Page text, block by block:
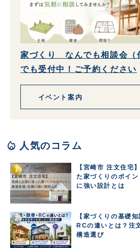
家づくり なんでも相談会（
でも受付中！ご予約ください
イベント案内
local_fire_department 人気のコラム
【宮崎市 注文住宅
た家づくりのポイ
に強い設計とは
【家づくりの基礎
RCの違いとは？注
構造選び